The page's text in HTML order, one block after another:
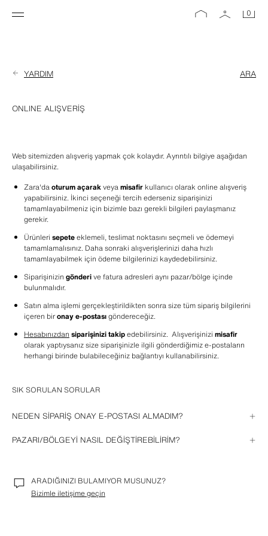
0
YARDIM ARA
ONLINE ALIŞVERİŞ
Web sitemizden alışveriş yapmak çok kolaydır. Ayrıntılı bilgiye aşağıdan
ulaşabilirsiniz.
Zara'da oturum açarak veya misafir kullanıcı olarak online alışveriş
yapabilirsiniz. İkinci seçeneği tercih ederseniz siparişinizi
tamamlayabilmeniz için bizimle bazı gerekli bilgileri paylaşmanız
gerekir.
Ürünleri sepete eklemeli, teslimat noktasını seçmeli ve ödemeyi
tamamlamalısınız. Daha sonraki alışverişlerinizi daha hızlı
tamamlayabilmek için ödeme bilgilerinizi kaydedebilirsiniz.
Siparişinizin gönderi ve fatura adresleri aynı pazar/bölge içinde
bulunmalıdır.
Satın alma işlemi gerçekleştirildikten sonra size tüm sipariş bilgilerini
içeren bir onay e-postası göndereceğiz.
Hesabınızdan siparişinizi takip edebilirsiniz.  Alışverişinizi misafir
olarak yaptıysanız size siparişinizle ilgili gönderdiğimiz e-postaların
herhangi birinde bulabileceğiniz bağlantıyı kullanabilirsiniz.
SIK SORULAN SORULAR
NEDEN SİPARİŞ ONAY E-POSTASI ALMADIM?
Satın alma işleminizin onaylandığını belirten e-postayı almadıysanız bu
durum şu sebeplerden kaynaklanıyor olabilir:
E-posta adresiniz yanlış. Sorunu çözmemiz için bizimle iletişime
geçebilirsiniz.
PAZARI/BÖLGEYİ NASIL DEĞİŞTİREBİLİRİM?
iOS uygulamasından: Telefon ayarlarınızdan Zara uygulamasını bulun
ve "Yeniden başlat" seçeneğini işaretleyin. Bu işlem sonrasında
ARADIĞINIZI BULAMIYOR MUSUNUZ?
Bizimle iletişime geçin